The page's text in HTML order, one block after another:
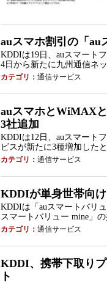
auスマホ割引の「au
KDDIは19日、auスマート
4日から新たに九州通信ネ
カテゴリ： 通信サービス
auスマホとWiMAX
3社追加
KDDIは12日、auスマート
ビスが新たに3種増加した
カテゴリ： 通信サービス
KDDIが単身世帯向
KDDIは「auスマートバリ
スマートバリュー mine」
カテゴリ： 通信サービス
KDDI、携帯下取り
ト